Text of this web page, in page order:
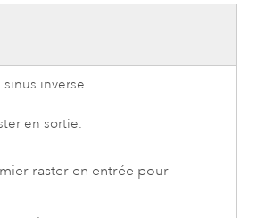
inverse.
en sortie.
raster en entrée pour